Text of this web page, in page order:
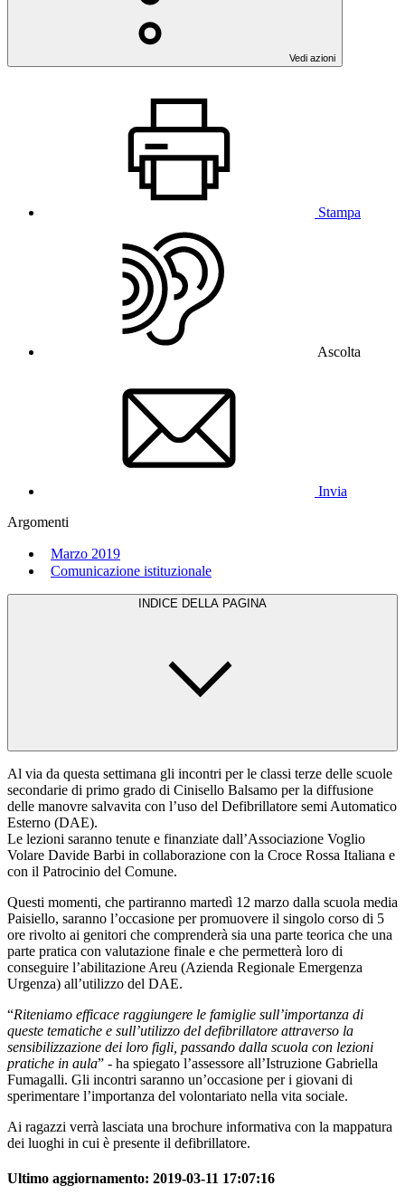
Vedi azioni
Stampa
Ascolta
Invia
Argomenti
Marzo 2019
Comunicazione istituzionale
INDICE DELLA PAGINA
Al via da questa settimana gli incontri per le classi terze delle scuole
secondarie di primo grado di Cinisello Balsamo per la diffusione
delle manovre salvavita con l’uso del Defibrillatore semi Automatico
Esterno (DAE).
Le lezioni saranno tenute e finanziate dall’Associazione Voglio
Volare Davide Barbi in collaborazione con la Croce Rossa Italiana e
con il Patrocinio del Comune.
Questi momenti, che partiranno martedì 12 marzo dalla scuola media
Paisiello, saranno l’occasione per promuovere il singolo corso di 5
ore rivolto ai genitori che comprenderà sia una parte teorica che una
parte pratica con valutazione finale e che permetterà loro di
conseguire l’abilitazione Areu (Azienda Regionale Emergenza
Urgenza) all’utilizzo del DAE.
“Riteniamo efficace raggiungere le famiglie sull’importanza di
queste tematiche e sull’utilizzo del defibrillatore attraverso la
sensibilizzazione dei loro figli, passando dalla scuola con lezioni
pratiche in aula” - ha spiegato l’assessore all’Istruzione Gabriella
Fumagalli. Gli incontri saranno un’occasione per i giovani di
sperimentare l’importanza del volontariato nella vita sociale.
Ai ragazzi verrà lasciata una brochure informativa con la mappatura
dei luoghi in cui è presente il defibrillatore.
Ultimo aggiornamento: 2019-03-11 17:07:16